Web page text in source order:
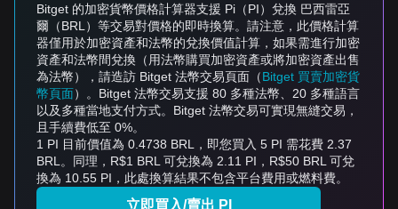
Bitget 的加密貨幣價格計算器支援 Pi（PI）兌換 巴西雷亞
爾（BRL）等交易對價格的即時換算。請注意，此價格計算
器僅用於加密資產和法幣的兌換價值計算，如果需進行加密
資產和法幣間兌換（用法幣購買加密資產或將加密資產出售
為法幣），請造訪 Bitget 法幣交易頁面（Bitget 買賣加密貨
幣頁面）。Bitget 法幣交易支援 80 多種法幣、20 多種語言
以及多種當地支付方式。Bitget 法幣交易可實現無縫交易，
且手續費低至 0%。
1 PI 目前價值為 0.4738 BRL，即您買入 5 PI 需花費 2.37
BRL。同理，R$1 BRL 可兌換為 2.11 PI，R$50 BRL 可兌
換為 10.55 PI，此處換算結果不包含平台費用或燃料費。
立即買入/賣出 PI